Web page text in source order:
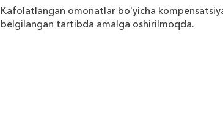
Kafolatlangan omonatlar bo'yicha
belgilangan tartibda amalga oshirilmoqda.